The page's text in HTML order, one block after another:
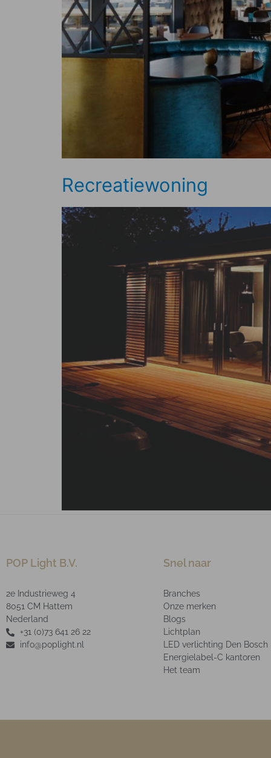
Recreatiewoning
POP Light B.V.
2e Industrieweg 4
8051 CM Hattem
Nederland
+31 (0)73 641 26 22
info@poplight.nl
Snel naar
Branches
Onze merken
Blogs
Lichtplan
LED verlichting Den Bosch
Energielabel-C kantoren
Het team